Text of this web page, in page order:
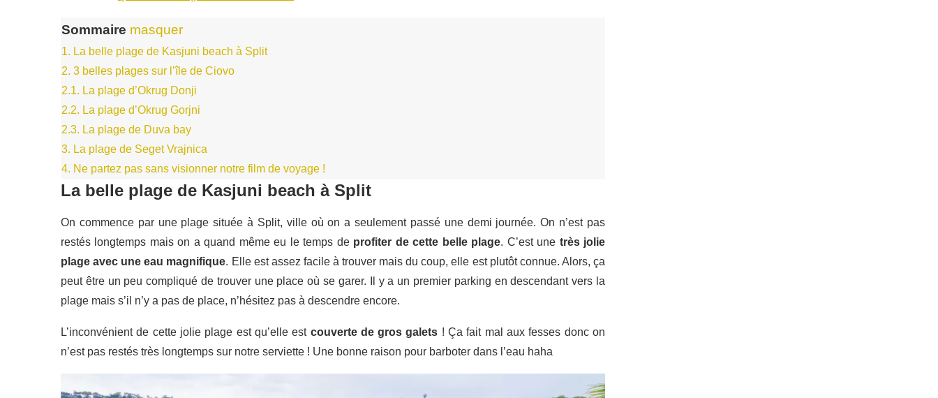
Sommaire masquer
1. La belle plage de Kasjuni beach à Split
2. 3 belles plages sur l’île de Ciovo
2.1. La plage d’Okrug Donji
2.2. La plage d’Okrug Gorjni
2.3. La plage de Duva bay
3. La plage de Seget Vrajnica
4. Ne partez pas sans visionner notre film de voyage !
La belle plage de Kasjuni beach à Split
On commence par une plage située à Split, ville où on a seulement passé une demi journée. On n’est pas
restés longtemps mais on a quand même eu le temps de profiter de cette belle plage. C’est une très jolie
plage avec une eau magnifique. Elle est assez facile à trouver mais du coup, elle est plutôt connue. Alors, ça
peut être un peu compliqué de trouver une place où se garer. Il y a un premier parking en descendant vers la
plage mais s’il n’y a pas de place, n’hésitez pas à descendre encore.
L’inconvénient de cette jolie plage est qu’elle est couverte de gros galets ! Ça fait mal aux fesses donc on
n’est pas restés très longtemps sur notre serviette ! Une bonne raison pour barboter dans l’eau haha